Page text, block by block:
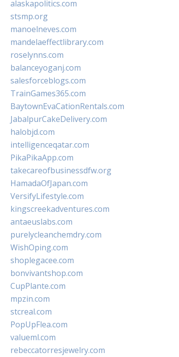
alaskapolitics.com
stsmp.org
manoelneves.com
mandelaeffectlibrary.com
roselynns.com
balanceyoganj.com
salesforceblogs.com
TrainGames365.com
BaytownEvaCationRentals.com
JabalpurCakeDelivery.com
halobjd.com
intelligenceqatar.com
PikaPikaApp.com
takecareofbusinessdfw.org
HamadaOfJapan.com
VersifyLifestyle.com
kingscreekadventures.com
antaeuslabs.com
purelycleanchemdry.com
WishOping.com
shoplegacee.com
bonvivantshop.com
CupPlante.com
mpzin.com
stcreal.com
PopUpFlea.com
valueml.com
rebeccatorresjewelry.com